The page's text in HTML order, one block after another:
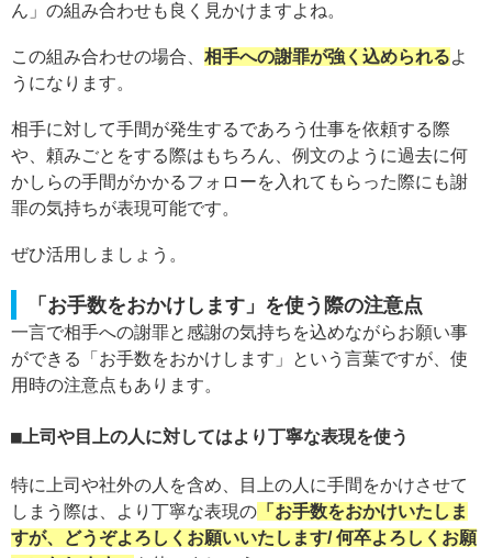
ん」の組み合わせも良く見かけますよね。
この組み合わせの場合、 相手への謝罪が強く込められるよ
うになります。
相手に対して手間が発生するであろう仕事を依頼する際
や、頼みごとをする際はもちろん、例文のように過去に何
かしらの手間がかかるフォローを入れてもらった際にも謝
罪の気持ちが表現可能です。
ぜひ活用しましょう。
「お手数をおかけします」を使う際の注意点
一言で相手への謝罪と感謝の気持ちを込めながらお願い事
ができる「お手数をおかけします」という言葉ですが、使
用時の注意点もあります。
上司や目上の人に対してはより丁寧な表現を使う
特に上司や社外の人を含め、目上の人に手間をかけさせて
しまう際は、より丁寧な表現の 「お手数をおかけいたしま
すが、どうぞよろしくお願いいたします/ 何卒よろしくお願